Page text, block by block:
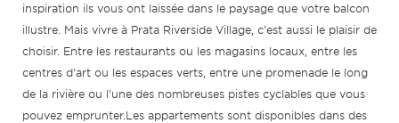
inspiration ils vous ont laissée dans le paysage que votre balcon
illustre. Mais vivre à Prata Riverside Village, c'est aussi le plaisir de
choisir. Entre les restaurants ou les magasins locaux, entre les
centres d'art ou les espaces verts, entre une promenade le long
de la rivière ou l'une des nombreuses pistes cyclables que vous
pouvez emprunter.Les appartements sont disponibles dans des